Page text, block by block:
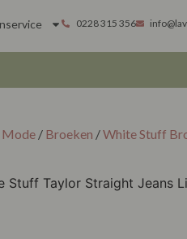
0228 315 356
Mode / Broeken /White Stuff